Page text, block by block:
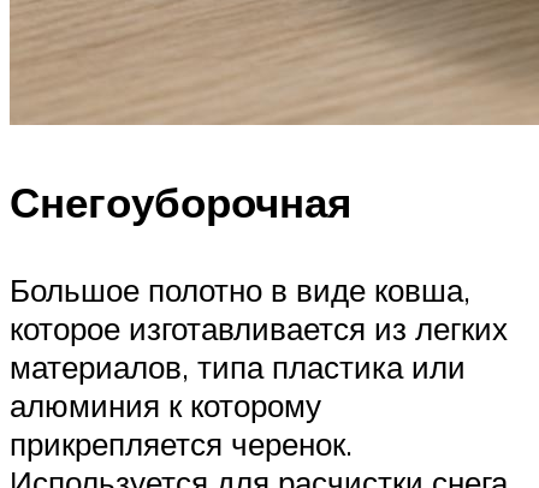
Снегоуборочная
Большое полотно в виде ковша,
которое изготавливается из легких
материалов, типа пластика или
алюминия к которому
прикрепляется черенок.